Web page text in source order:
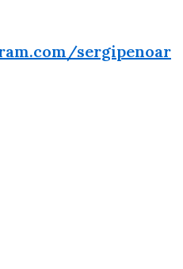
sergipenoar